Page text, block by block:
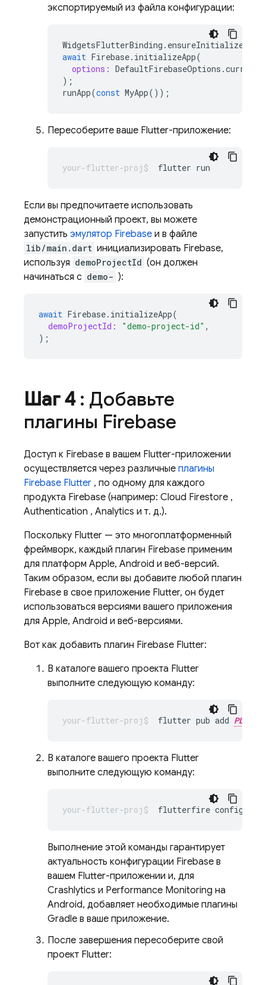
экспортируемый из файла конфигурации:
WidgetsFlutterBinding . ensureInitialized
await Firebase. initializeApp(
options: DefaultFirebaseOptions .
);
runApp(const MyApp());
Пересоберите ваше Flutter-приложение:
flutter
Если вы предпочитаете использовать
демонстрационный проект, вы можете
запустить эмулятор Firebase и в файле
lib/main.dart инициализировать Firebase,
используя demoProjectId (он должен
начинаться с demo- ):
await Firebase. initializeApp(
demoProjectId:
"demo-project-id" ,
);
Шаг 4: Добавьте
плагины Firebase
Доступ к Firebase в вашем Flutter-приложении
осуществляется через различные плагины
Firebase Flutter , по одному для каждого
продукта Firebase (например: Cloud Firestore ,
Authentication , Analytics и т. д.).
Поскольку Flutter — это многоплатформенный
фреймворк, каждый плагин Firebase применим
для платформ Apple, Android и веб-версий.
Таким образом, если вы добавите любой плагин
Firebase в свое приложение Flutter, он будет
использоваться версиями вашего приложения
для Apple, Android и веб-версиями.
Вот как добавить плагин Firebase Flutter:
В каталоге вашего проекта Flutter
выполните следующую команду:
flutter pub add
В каталоге вашего проекта Flutter
выполните следующую команду:
flutterfire
Выполнение этой команды гарантирует
актуальность конфигурации Firebase в
вашем Flutter-приложении и, для
Crashlytics и Performance Monitoring на
Android, добавляет необходимые плагины
Gradle в ваше приложение.
После завершения пересоберите свой
проект Flutter: